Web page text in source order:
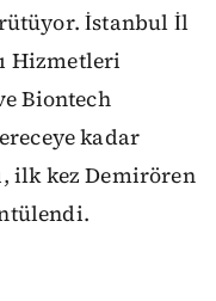
İstanbul İl
Hizmetleri
Biontech
kadar
ilk kez Demirören